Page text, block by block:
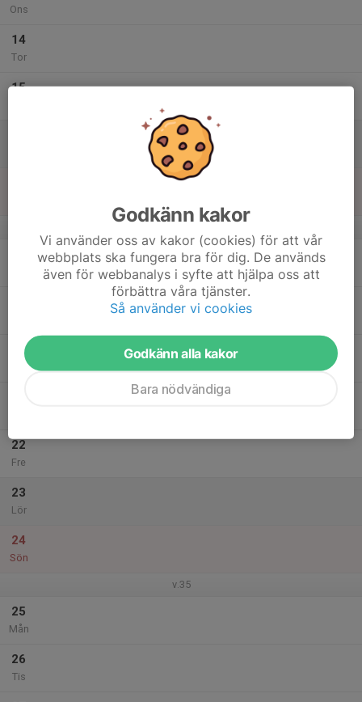
Ons
14
Tor
15
20
Ons
22
Fre
23
Lör
24
Sön
v.35
25
Mån
26
Tis
Godkänn kakor
Vi använder oss av kakor (cookies) för att vår
webbplats ska fungera bra för dig. De används
även för webbanalys i syfte att hjälpa oss att
förbättra våra tjänster.
Så använder vi cookies
Godkänn alla kakor
Bara nödvändiga